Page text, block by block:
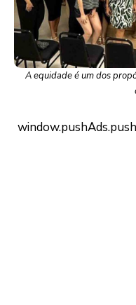
A equidade é um dos